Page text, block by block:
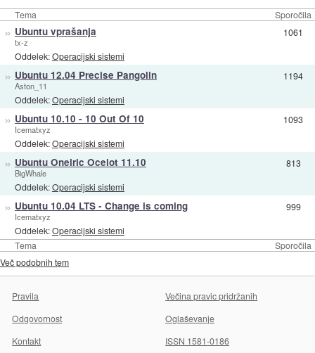
Tema Sporočila
Tema Sporočila
» Ubuntu vprašanja
tx-z
Oddelek:Operacijski sistemi
1061
» Ubuntu 12.04 Precise Pangolin
Aston_11
Oddelek:Operacijski sistemi
1194
» Ubuntu 10.10 - 10 Out Of 10
Icematxyz
Oddelek:Operacijski sistemi
1093
» Ubuntu Oneiric Ocelot 11.10
BigWhale
Oddelek:Operacijski sistemi
813
» Ubuntu 10.04 LTS - Change is coming
Icematxyz
Oddelek:Operacijski sistemi
999
Več podobnih tem
Pravila
Večina pravic pridržanih
Odgovornost
Oglaševanje
Kontakt
ISSN 1581-0186